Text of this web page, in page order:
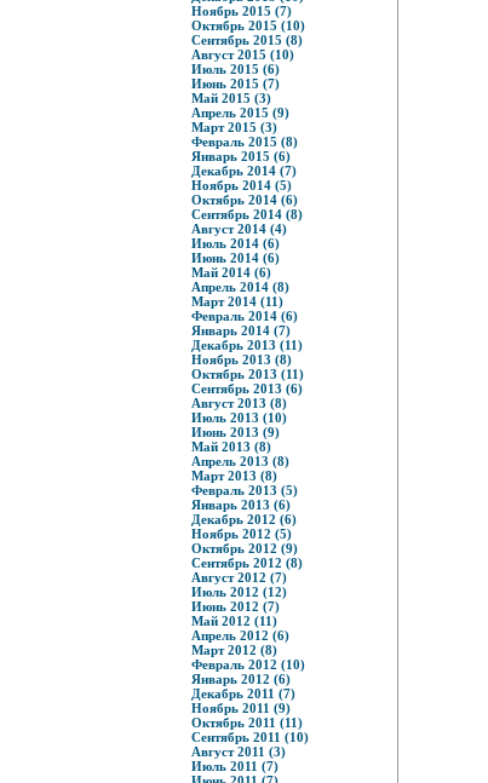
Ноябрь 2015 (7)
Октябрь 2015 (10)
Сентябрь 2015 (8)
Август 2015 (10)
Июль 2015 (6)
Июнь 2015 (7)
Май 2015 (3)
Апрель 2015 (9)
Март 2015 (3)
Февраль 2015 (8)
Январь 2015 (6)
Декабрь 2014 (7)
Ноябрь 2014 (5)
Октябрь 2014 (6)
Сентябрь 2014 (8)
Август 2014 (4)
Июль 2014 (6)
Июнь 2014 (6)
Май 2014 (6)
Апрель 2014 (8)
Март 2014 (11)
Февраль 2014 (6)
Январь 2014 (7)
Декабрь 2013 (11)
Ноябрь 2013 (8)
Октябрь 2013 (11)
Сентябрь 2013 (6)
Август 2013 (8)
Июль 2013 (10)
Июнь 2013 (9)
Май 2013 (8)
Апрель 2013 (8)
Март 2013 (8)
Февраль 2013 (5)
Январь 2013 (6)
Декабрь 2012 (6)
Ноябрь 2012 (5)
Октябрь 2012 (9)
Сентябрь 2012 (8)
Август 2012 (7)
Июль 2012 (12)
Июнь 2012 (7)
Май 2012 (11)
Апрель 2012 (6)
Март 2012 (8)
Февраль 2012 (10)
Январь 2012 (6)
Декабрь 2011 (7)
Ноябрь 2011 (9)
Октябрь 2011 (11)
Сентябрь 2011 (10)
Август 2011 (3)
Июль 2011 (7)